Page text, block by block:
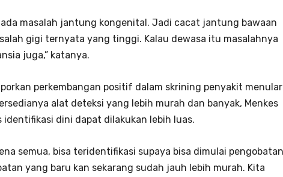
masalah jantung kongenital. Jadi cacat jantung bawaan
gigi ternyata yang tinggi. Kalau dewasa itu masalahnya
juga,” katanya.
perkembangan positif dalam skrining penyakit menular
alat deteksi yang lebih murah dan banyak, Menkes
identifikasi dini dapat dilakukan lebih luas.
semua, bisa teridentifikasi supaya bisa dimulai
yang baru kan sekarang sudah jauh lebih murah. Kita